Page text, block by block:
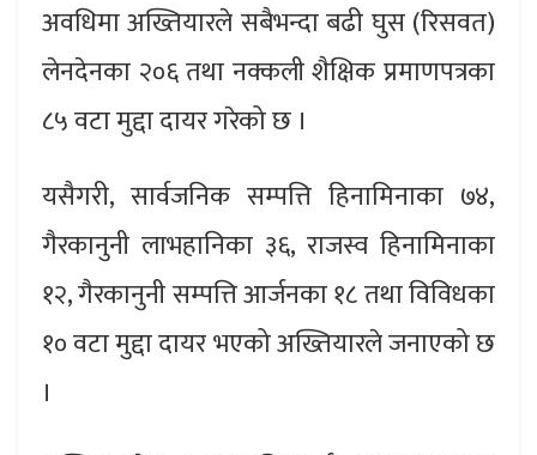
अवधिमा अख्तियारले सबैभन्दा बढी घुस (रिसवत)
लेनदेनका २०६ तथा नक्कली शैक्षिक प्रमाणपत्रका
८५ वटा मुद्दा दायर गरेको छ ।
यसैगरी, सार्वजनिक सम्पत्ति हिनामिनाका ७४,
गैरकानुनी लाभहानिका ३६, राजस्व हिनामिनाका
१२, गैरकानुनी सम्पत्ति आर्जनका १८ तथा विविधका
१० वटा मुद्दा दायर भएको अख्तियारले जनाएको छ
।